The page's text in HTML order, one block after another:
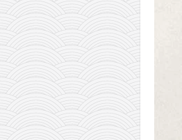
duhovni otac
pravoslavlje
zabranjena istorija
ćirilica
porodične priče
umesto tvitera